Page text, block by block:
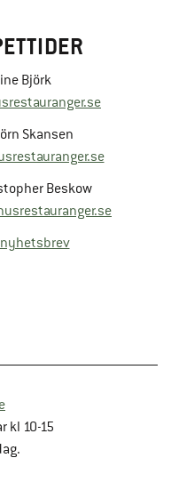
Björk
Skansen
Beskow
kl 10-15